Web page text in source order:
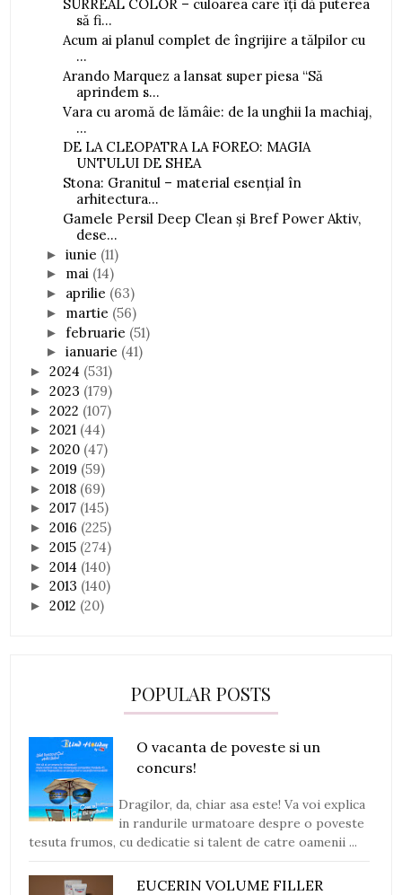
SURREAL COLOR – culoarea care îți dă puterea
să fi...
Acum ai planul complet de îngrijire a tălpilor cu
...
Arando Marquez a lansat super piesa “Să
aprindem s...
Vara cu aromă de lămâie: de la unghii la machiaj,
...
DE LA CLEOPATRA LA FOREO: MAGIA
UNTULUI DE SHEA
Stona: Granitul – material esențial în
arhitectura...
Gamele Persil Deep Clean și Bref Power Aktiv,
dese...
►iunie (11)
► mai (14)
► aprilie (63)
► martie (56)
►februarie (51)
►ianuarie (41)
►2024 (531)
►2023 (179)
►2022 (107)
►2021 (44)
►2020 (47)
►2019 (59)
►2018 (69)
►2017 (145)
►2016 (225)
►2015 (274)
►2014 (140)
►2013 (140)
►2012 (20)
POPULAR POSTS
O vacanta de poveste si un
concurs!
Dragilor, da, chiar asa este! Va voi explica
in randurile urmatoare despre o poveste
tesuta frumos, cu dedicatie si talent de catre oamenii ...
EUCERIN VOLUME FILLER